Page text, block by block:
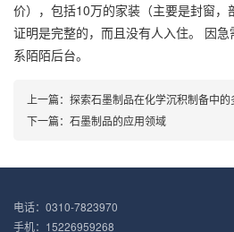
价），包括10万的家装（主要是封窗，
证明是完整的，而且没有人入住。 因
系陌陌后台。
上一篇： 探索石墨制品在化学沉积制备中
下一篇： 石墨制品的应用领域
电话：0310-7823970
手机：15226959268